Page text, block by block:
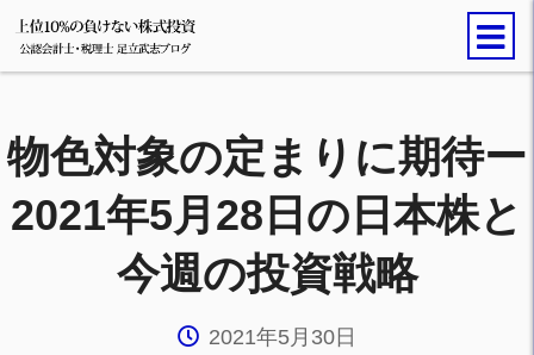
物色対象の定まりに期待ー
2021年5月28日の日本株と
今週の投資戦略
2021年5月30日